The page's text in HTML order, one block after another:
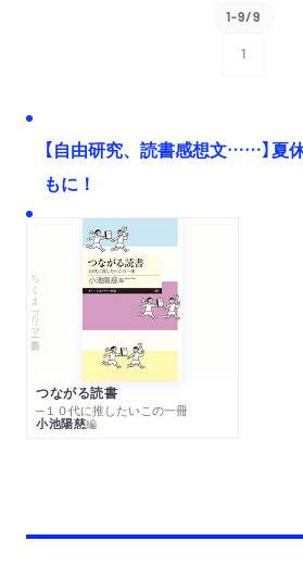
1-9/9
1
【自由研究、読書感想文……】夏
もに！
ちくまプリマー新書
つながる読書
─１０代に推したいこの一冊
小池陽慈編